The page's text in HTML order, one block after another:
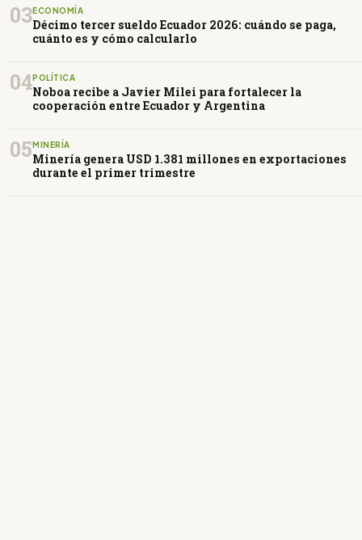
03ECONOMÍA
Décimo tercer sueldo Ecuador 2026: cuándo se paga,
cuánto es y cómo calcularlo
04POLÍTICA
Noboa recibe a Javier Milei para fortalecer la
cooperación entre Ecuador y Argentina
05 MINERÍA
Minería genera USD 1.381 millones en exportaciones
durante el primer trimestre